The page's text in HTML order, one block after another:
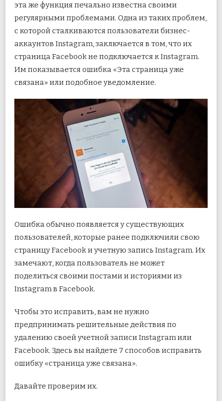
ОШИБКУ
СТРАНИЦА
УЖЕ
С
INSTAGRAM»
эта же функция печально известна своими
регулярными проблемами. Одна из таких проблем,
с которой сталкиваются пользователибизнес-
аккаунтов Instagram, заключается в том, что их
страница Facebook не подключается к Instagram.
Им показывается ошибка «Эта страница уже
связана» или подобное уведомление.
Ошибка обычно появляется у существующих
пользователей, которые ранее подключили свою
страницу Facebook и учетную запись Instagram. Их
замечают, когда пользователь не может
поделиться своими постами и историями из
Instagram в Facebook.
Чтобы это исправить, вам не нужно
предпринимать решительные действия по
удалению своей учетной записи Instagram или
Facebook. Здесь вы найдете 7 способов исправить
ошибку «страница уже связана».
Давайте проверим их.